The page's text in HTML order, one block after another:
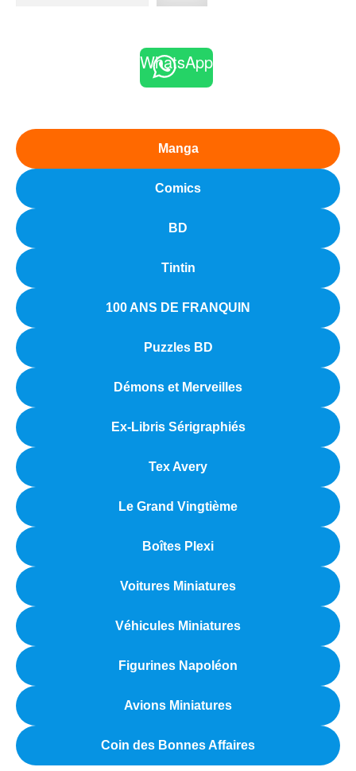
WhatsApp
Manga
Comics
BD
Tintin
100 ANS DE FRANQUIN
Puzzles BD
Démons et Merveilles
Ex-Libris Sérigraphiés
Tex Avery
Le Grand Vingtième
Boîtes Plexi
Voitures Miniatures
Véhicules Miniatures
Figurines Napoléon
Avions Miniatures
Coin des Bonnes Affaires